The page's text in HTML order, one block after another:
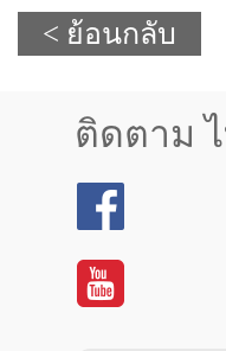
< ย้อนกลับ
ติดตาม